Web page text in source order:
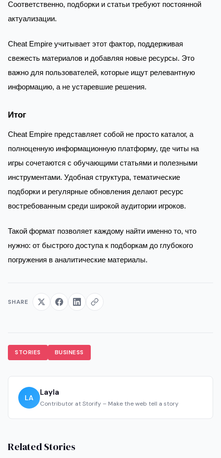
Соответственно, подборки и статьи требуют постоянной
актуализации.
Cheat Empire учитывает этот фактор, поддерживая
свежесть материалов и добавляя новые ресурсы. Это
важно для пользователей, которые ищут релевантную
информацию, а не устаревшие решения.
Итог
Cheat Empire представляет собой не просто каталог, а
полноценную информационную платформу, где читы на
игры сочетаются с обучающими статьями и полезными
инструментами. Удобная структура, тематические
подборки и регулярные обновления делают ресурс
востребованным среди широкой аудитории игроков.
Такой формат позволяет каждому найти именно то, что
нужно: от быстрого доступа к подборкам до глубокого
погружения в аналитические материалы.
SHARE
STORIES BUSINESS
LA
Layla
Contributor at Storify – Make the web tell a story
Related Stories